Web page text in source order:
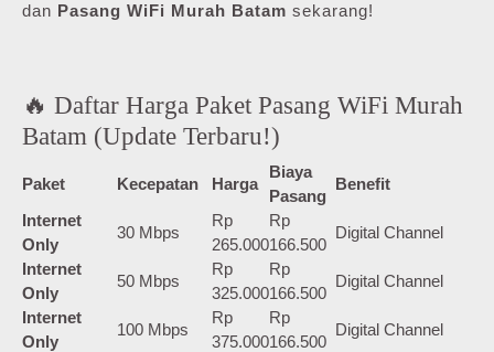
dan Pasang WiFi Murah Batam sekarang!
🔥 Daftar Harga Paket Pasang WiFi Murah
Batam (Update Terbaru!)
Paket Kecepatan Harga
Biaya
Pasang
Benefit
Internet
Only
30 Mbps
Rp
265.000
Rp
166.500
Digital Channel
Internet
Only
50 Mbps
Rp
325.000
Rp
166.500
Digital Channel
Internet
Only
100 Mbps
Rp
375.000
Rp
166.500
Digital Channel